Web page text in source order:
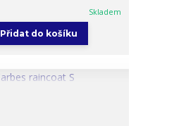
Skladem
Přidat do košíku